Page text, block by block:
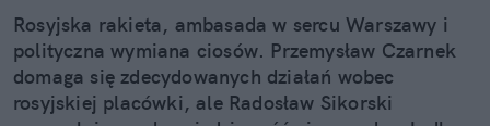
Rosyjska rakieta, ambasada w sercu Warszawy i
polityczna wymiana ciosów. Przemysław Czarnek
domaga się zdecydowanych działań wobec
rosyjskiej placówki, ale Radosław Sikorski